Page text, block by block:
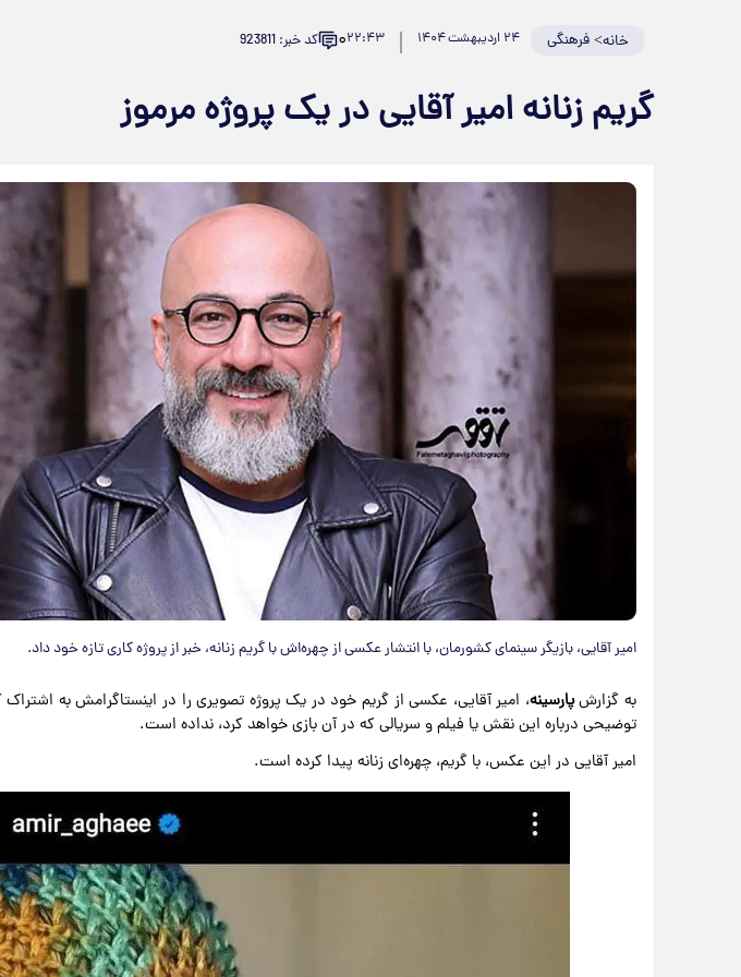
خانه>فرهنگی ۲۴ اردیبهشت ۱۴۰۴ ۲۲:۴۳۰ کد خبر: 923811
گریم زنانه امیر آقایی در یک پروژه مرموز
امیر آقایی، بازیگر سینمای کشورمان، با انتشار عکسی از چهره‌اش با گریم زنانه، خبر از پروژه کاری تازه خود داد.
به گزارشپارسینه، امیر آقایی، عکسی از گریم خود در یک پروژه تصویری را در اینستاگرامش به
توضیحی درباره این نقش یا فیلم و سریالی که در آن بازی خواهد کرد، نداده است.
امیر آقایی در این عکس، با گریم، چهره‌ای زنانه پیدا کرده است.